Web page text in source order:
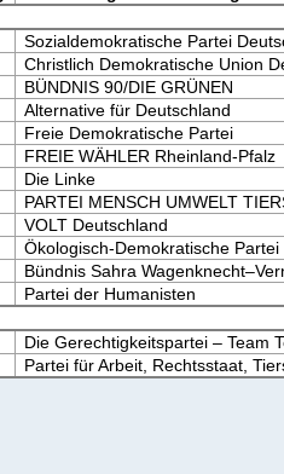
Sozialdemokratische Partei
Christlich Demokratische Union
BÜNDNIS 90/DIE GRÜNEN
Alternative für Deutschland
Freie Demokratische Partei
FREIE WÄHLER Rheinland-Pfalz
Die Linke
PARTEI MENSCH UMWELT
VOLT Deutschland
Ökologisch-Demokratische Partei
Bündnis Sahra
Partei der Humanisten
Die Gerechtigkeitspartei – Team
Partei für Arbeit, Rechtsstaat,